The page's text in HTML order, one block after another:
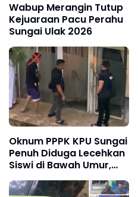
Wabup Merangin Tutup
Kejuaraan Pacu Perahu
Sungai Ulak 2026
Oknum PPPK KPU Sungai
Penuh Diduga Lecehkan
Siswi di Bawah Umur,
Polisi Lakukan Olah TKP